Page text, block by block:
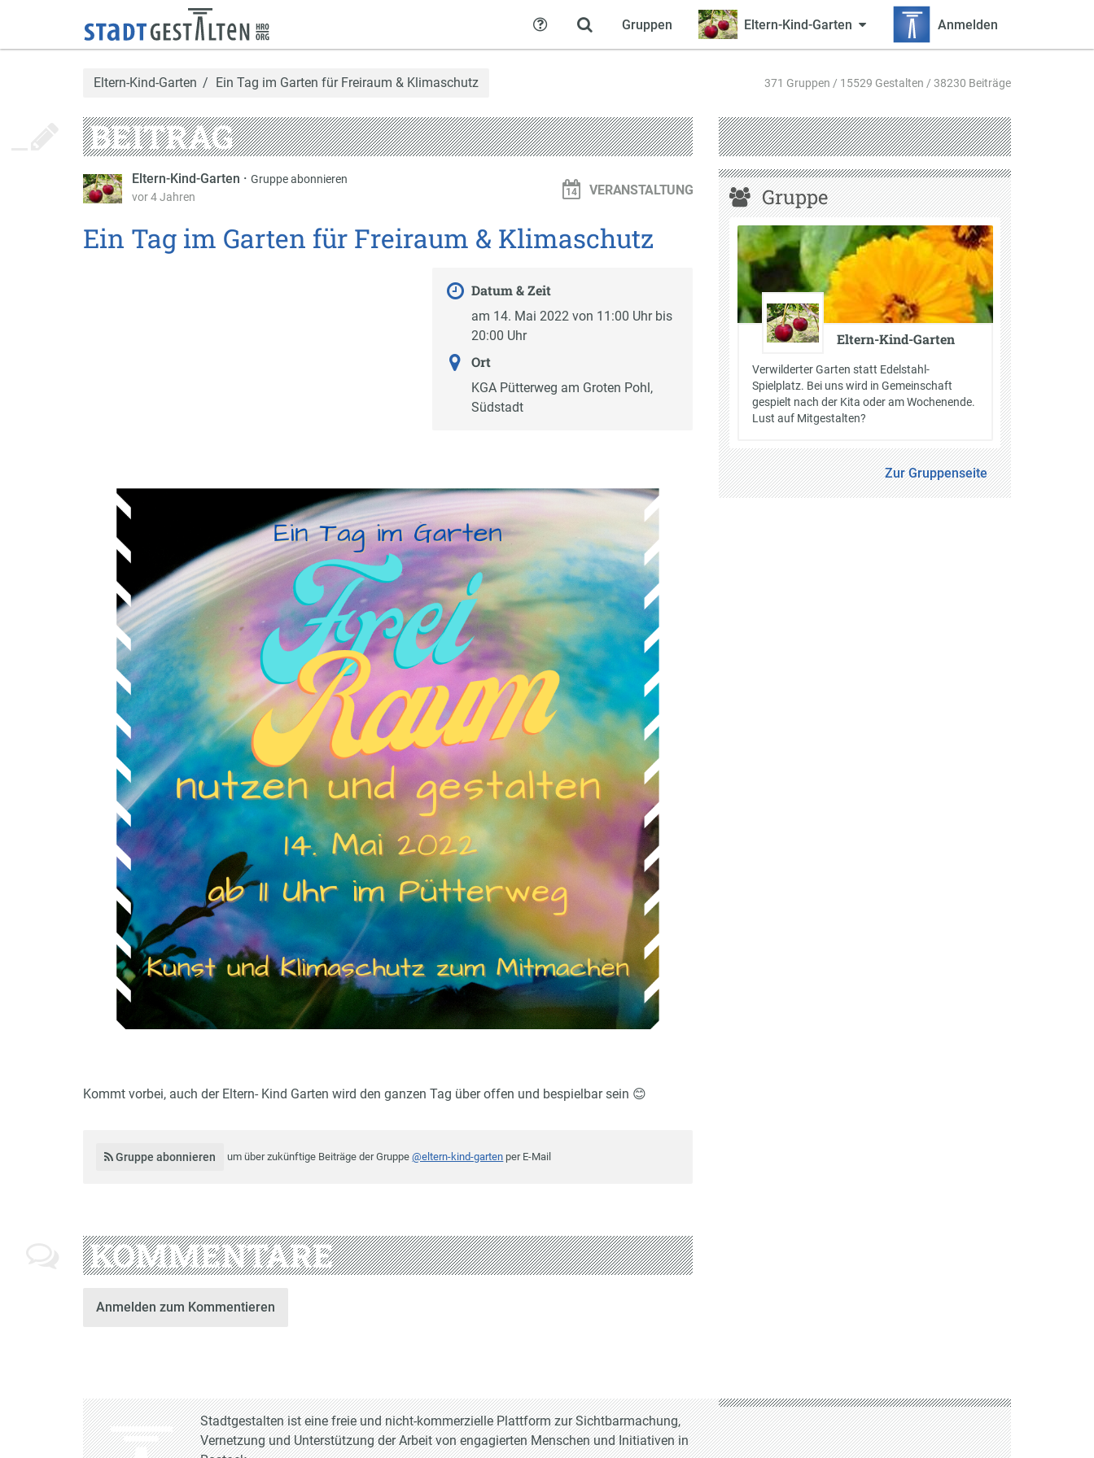
Gruppen Eltern-Kind-Garten Anmelden
Hilfe
Eltern-Kind-Garten Ein Tag im Garten für Freiraum & Klimaschutz 371 Gruppen / 15529 Gestalten / 38230 Beiträge
BEITRAG
Eltern-Kind-Garten · Gruppe abonnieren
vor 4 Jahren
VERANSTALTUNG
Ein Tag im Garten für Freiraum & Klimaschutz
Datum & Zeit
am 14. Mai 2022 von 11:00 Uhr bis
20:00 Uhr
Ort
KGA Pütterweg am Groten Pohl,
Südstadt
Kommt vorbei, auch der Eltern- Kind Garten wird den ganzen Tag über offen und bespielbar sein 😊
Gruppe abonnieren um über zukünftige Beiträge der Gruppe@eltern-kind-garten per E-Mail
KOMMENTARE
Anmelden zum Kommentieren
Gruppe
Eltern-Kind-Garten
Verwilderter Garten statt Edelstahl-
Spielplatz. Bei uns wird in Gemeinschaft
gespielt nach der Kita oder am Wochenende.
Lust auf Mitgestalten?
Zur Gruppenseite
Stadtgestalten ist eine freie und nicht-kommerzielle Plattform zur Sichtbarmachung,
Vernetzung und Unterstützung der Arbeit von engagierten Menschen und Initiativen in